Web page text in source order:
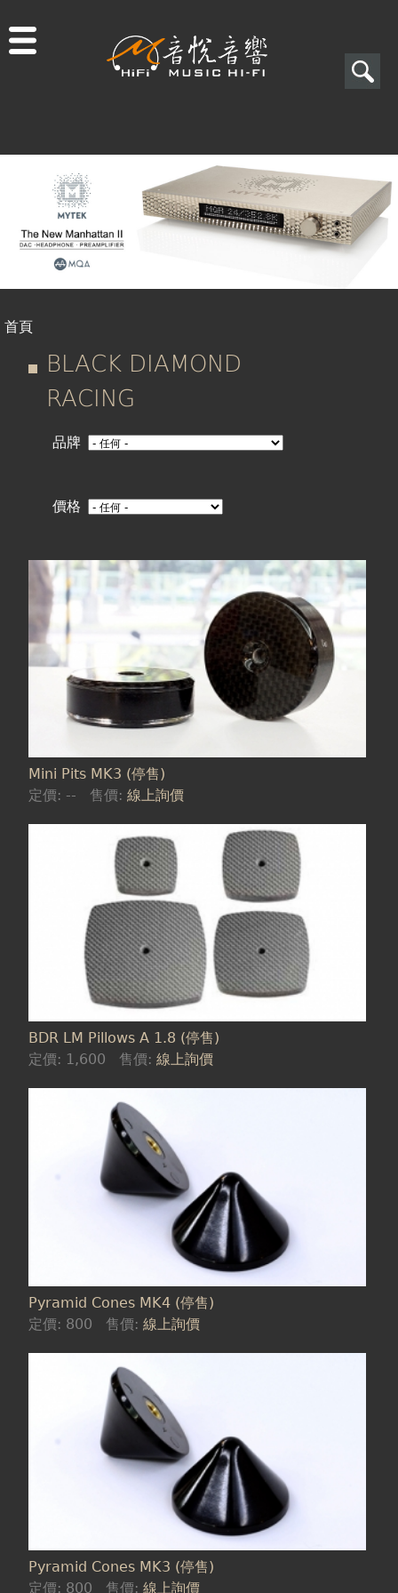
搜
表
單
搜
尋
您
首頁
BLACK DIAMOND
RACING
品牌
價格
Mini Pits MK3 (停售)
定價: -- 售價:線上詢價
BDR LM Pillows A 1.8 (停售)
定價: 1,600 售價:線上詢價
Pyramid Cones MK4 (停售)
定價: 800 售價:線上詢價
Pyramid Cones MK3 (停售)
定價: 800 售價:線上詢價
面